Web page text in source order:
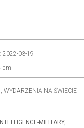
2022-03-19
pm
, WYDARZENIA NA ŚWIECIE
INTELLIGENCE-MILITARY,